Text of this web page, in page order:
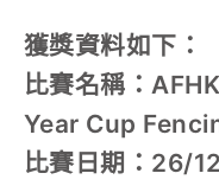
獲獎資料如下：
比賽名稱：
Year Cup
比賽日期：26/